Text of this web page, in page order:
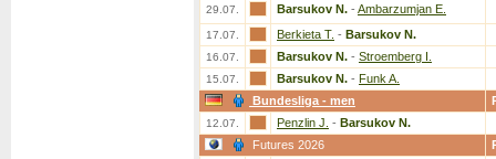
29.07. Barsukov N. - Ambarzumjan E.
17.07. Berkieta T. - Barsukov N.
16.07. Barsukov N. - Stroemberg I.
15.07. Barsukov N. - Funk A.
Bundesliga - men
12.07. Penzlin J. - Barsukov N.
Futures 2026